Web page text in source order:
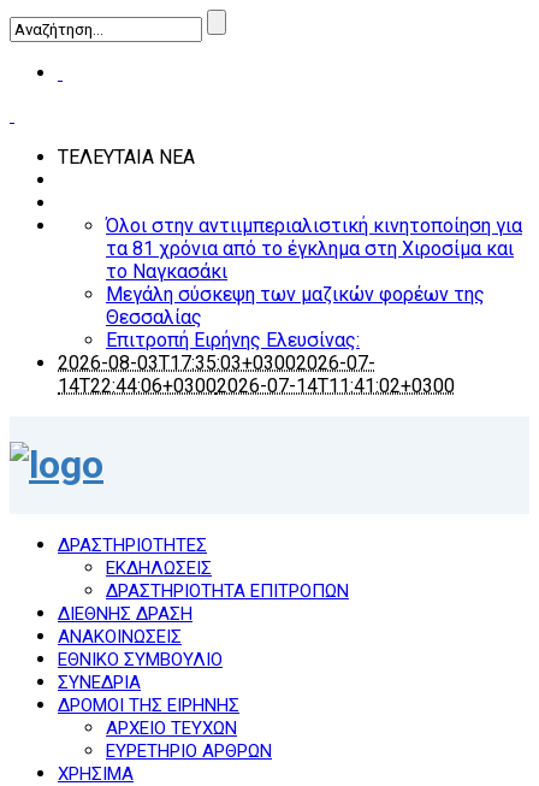
ΤΕΛΕΥΤΑΙΑ ΝΕΑ
Όλοι στην αντιιμπεριαλιστική κινητοποίηση για
τα 81 χρόνια από το έγκλημα στη Χιροσίμα και
το Ναγκασάκι
Μεγάλη σύσκεψη των μαζικών φορέων της
Θεσσαλίας
Επιτροπή Ειρήνης Ελευσίνας:
2026-08-03T17:35:03+03002026-07-
14T22:44:06+03002026-07-14T11:41:02+0300
ΔΡΑΣΤΗΡΙΟΤΗΤΕΣ
ΕΚΔΗΛΩΣΕΙΣ
ΔΡΑΣΤΗΡΙΟΤΗΤΑ ΕΠΙΤΡΟΠΩΝ
ΔΙΕΘΝΗΣ ΔΡΑΣΗ
ΑΝΑΚΟΙΝΩΣΕΙΣ
ΕΘΝΙΚΟ ΣΥΜΒΟΥΛΙΟ
ΣΥΝΕΔΡΙΑ
ΔΡΟΜΟΙ ΤΗΣ ΕΙΡΗΝΗΣ
ΑΡΧΕΙΟ ΤΕΥΧΩΝ
ΕΥΡΕΤΗΡΙΟ ΑΡΘΡΩΝ
ΧΡΗΣΙΜΑ